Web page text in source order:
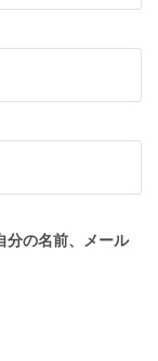
分の名前、メール